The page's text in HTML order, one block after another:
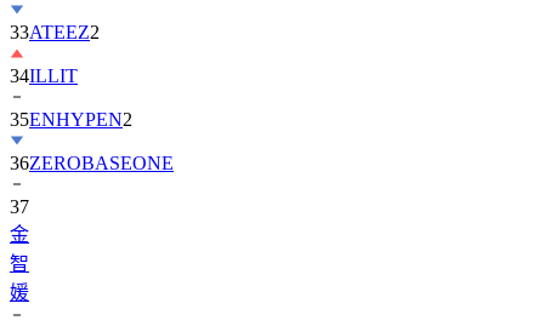
34ILLIT
35ENHYPEN
36ZEROBASEONE
37
金
智
媛
38